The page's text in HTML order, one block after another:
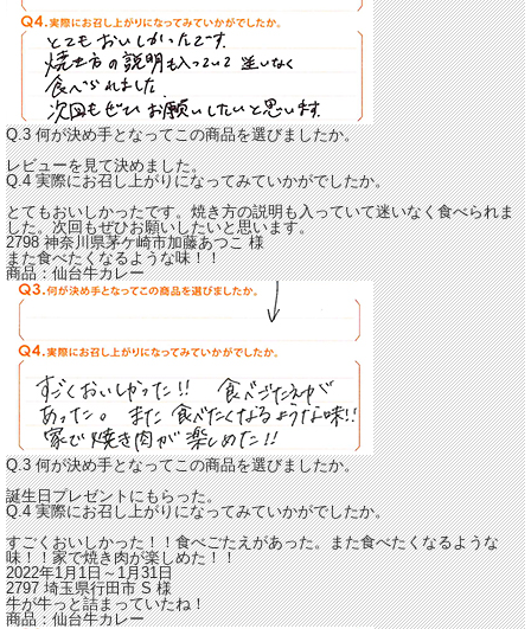
Q.3 何が決め手となってこの商品を選びましたか。
レビューを見て決めました。
Q.4 実際にお召し上がりになってみていかがでしたか。
とてもおいしかったです。焼き方の説明も入っていて迷いなく食べられま
した。次回もぜひお願いしたいと思います。
2798 神奈川県茅ケ崎市加藤あつこ様
また食べたくなるような味！！
商品：仙台牛カレー
Q.3 何が決め手となってこの商品を選びましたか。
誕生日プレゼントにもらった。
Q.4 実際にお召し上がりになってみていかがでしたか。
すごくおいしかった！！食べごたえがあった。また食べたくなるような
味！！家で焼き肉が楽しめた！！
2022年1月1日～1月31日
2797 埼玉県行田市S様
牛が牛っと詰まっていたね！
商品：仙台牛カレー